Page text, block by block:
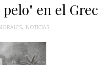
en el Grec
, NOTICIAS